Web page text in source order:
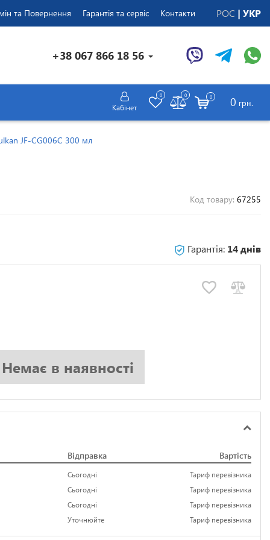
та Повернення Гарантія та сервіс Контакти РОС УКР
+38 067 866 18 56
Кабінет
0 0 0 0 грн.
JF-CG006C 300 мл
Код товару: 67255
Гарантія: 14 днів
Немає в наявності
Відправка Вартість
Сьогодні
Тариф перевізника
Сьогодні
Тариф перевізника
Сьогодні
Тариф перевізника
Уточнюйте Тариф перевізника